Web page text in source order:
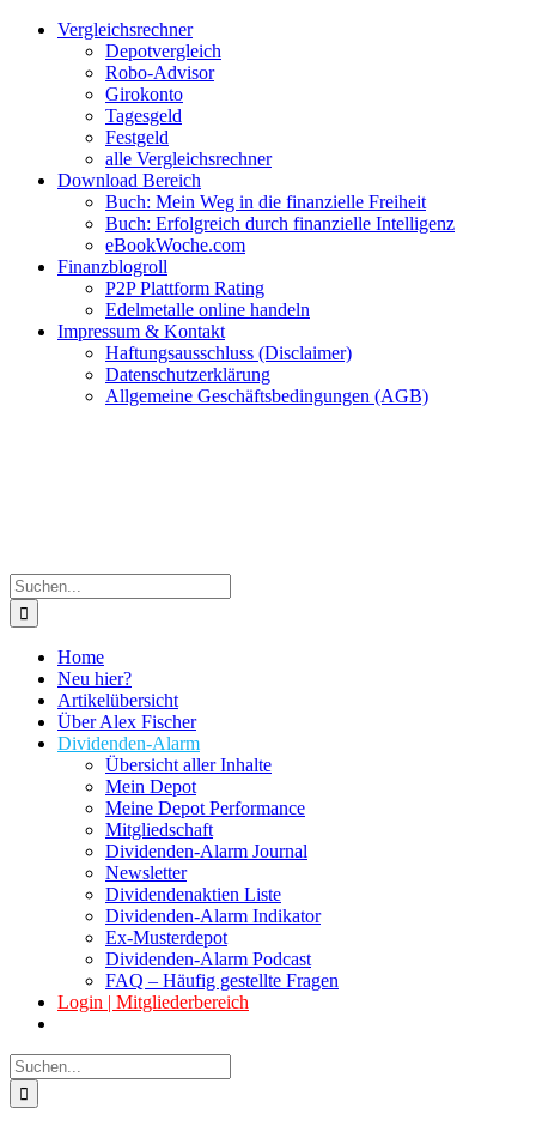
Zum
Facebook
Twitter
Instagram
Pinterest
YouTubeVergleichsrechner
Depotvergleich
Robo-Advisor
Girokonto
Tagesgeld
Festgeld
alle Vergleichsrechner
Download Bereich
Buch: Mein Weg in die finanzielle Freiheit
Buch: Erfolgreich durch finanzielle Intelligenz
eBookWoche.com
Finanzblogroll
P2P Plattform Rating
Edelmetalle online handeln
Impressum & Kontakt
Haftungsausschluss (Disclaimer)
Datenschutzerklärung
Allgemeine Geschäftsbedingungen (AGB)
Suche
nach:
Home
Neu hier?
Artikelübersicht
Über Alex Fischer
Dividenden-Alarm
Übersicht aller Inhalte
Mein Depot
Meine Depot Performance
Mitgliedschaft
Dividenden-Alarm Journal
Newsletter
Dividendenaktien Liste
Dividenden-Alarm Indikator
Ex-Musterdepot
Dividenden-Alarm Podcast
FAQ – Häufig gestellte Fragen
Login | Mitgliederbereich
Suche
nach: